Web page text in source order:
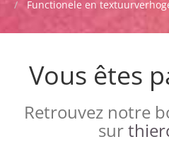
Functionele en
Vous êtes
Retrouvez notre
sur